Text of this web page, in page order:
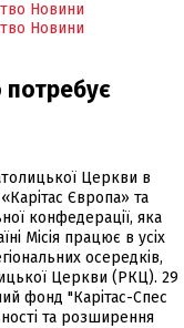
Новини
Новини
Церкви в
Європа» та
конфедерації, яка
Місія працює в усіх
осередків,
Церкви (РКЦ). 29
фонд "Карітас-Спес
та розширення